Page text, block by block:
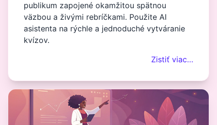
publikum zapojené okamžitou spätnou
väzbou a živými rebríčkami. Použite AI
asistenta na rýchle a jednoduché vytváranie
kvízov.
Zistiť viac…